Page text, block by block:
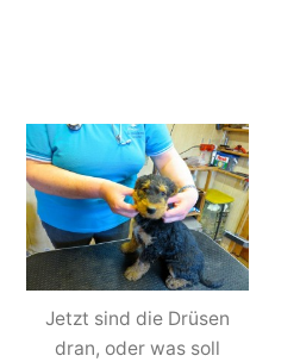
Jetzt sind die Drüsen
dran, oder was soll